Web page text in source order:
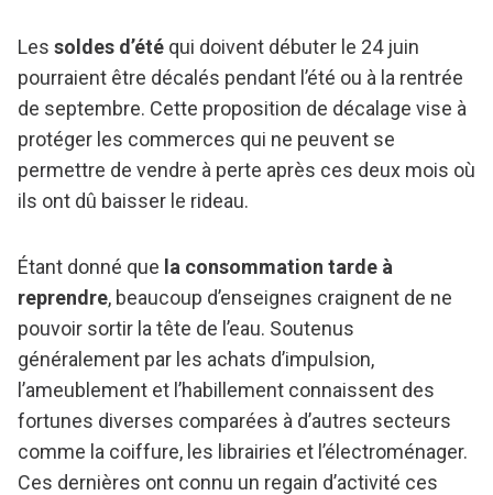
Les soldes d’été qui doivent débuter le 24 juin
pourraient être décalés pendant l’été ou à la rentrée
de septembre. Cette proposition de décalage vise à
protéger les commerces qui ne peuvent se
permettre de vendre à perte après ces deux mois où
ils ont dû baisser le rideau.
Étant donné que la consommation tarde à
reprendre, beaucoup d’enseignes craignent de ne
pouvoir sortir la tête de l’eau. Soutenus
généralement par les achats d’impulsion,
l’ameublement et l’habillement connaissent des
fortunes diverses comparées à d’autres secteurs
comme la coiffure, les librairies et l’électroménager.
Ces dernières ont connu un regain d’activité ces